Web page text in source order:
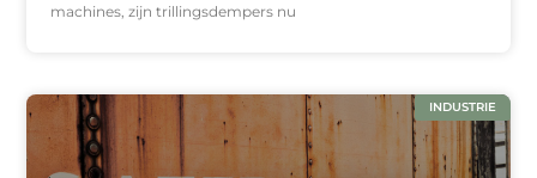
machines, zijn trillingsdempers nu
INDUSTRIE